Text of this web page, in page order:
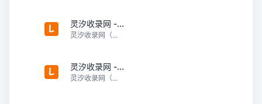
灵汐收录网 -...
灵汐收录网（...
灵汐收录网 -...
灵汐收录网（...